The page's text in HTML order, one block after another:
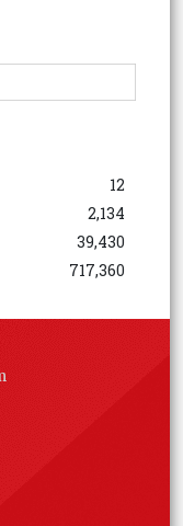
12
2,134
39,430
717,360